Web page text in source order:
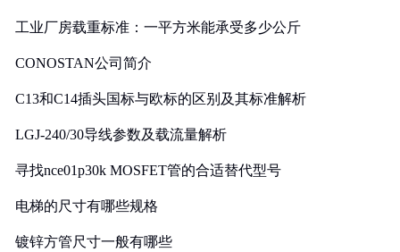
工业厂房载重标准：一平方米能承受多少公斤
CONOSTAN公司简介
C13和C14插头国标与欧标的区别及其标准解析
LGJ-240/30导线参数及载流量解析
寻找nce01p30k MOSFET管的合适替代型号
电梯的尺寸有哪些规格
镀锌方管尺寸一般有哪些